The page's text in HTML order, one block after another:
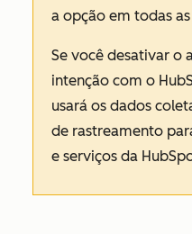
a opção em todas
Se você desativar o
intenção com o
usará os dados
de rastreamento
e serviços da